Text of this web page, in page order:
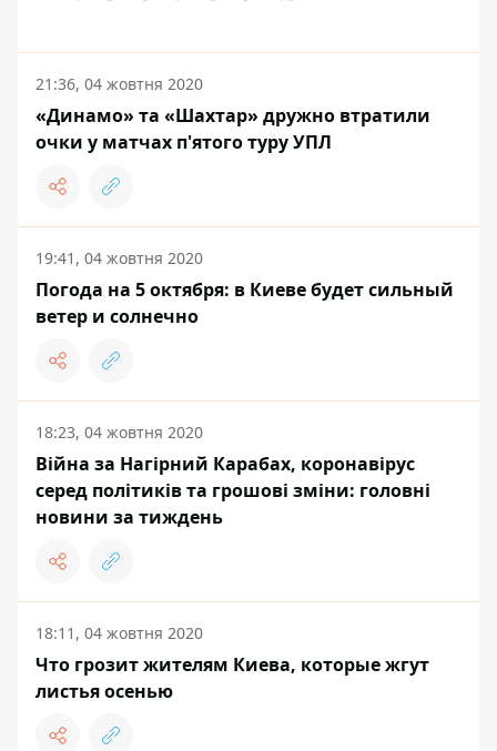
21:36, 04 жовтня 2020
«Динамо» та «Шахтар» дружно втратили
очки у матчах п'ятого туру УПЛ
19:41, 04 жовтня 2020
Погода на 5 октября: в Киеве будет сильный
ветер и солнечно
18:23, 04 жовтня 2020
Війна за Нагірний Карабах, коронавірус
серед політиків та грошові зміни: головні
новини за тиждень
18:11, 04 жовтня 2020
Что грозит жителям Киева, которые жгут
листья осенью